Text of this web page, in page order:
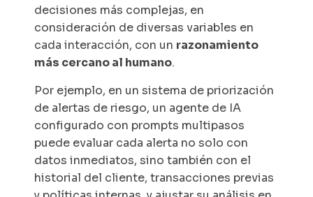
decisiones más complejas, en
consideración de diversas variables en
cada interacción, con un razonamiento
más cercano al humano.
Por ejemplo, en un sistema de priorización
de alertas de riesgo, un agente de IA
configurado con prompts multipasos
puede evaluar cada alerta no solo con
datos inmediatos, sino también con el
historial del cliente, transacciones previas